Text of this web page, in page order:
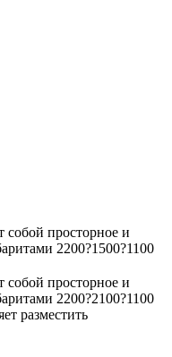
собой просторное и
2200?1500?1100
собой просторное и
2200?2100?1100
разместить